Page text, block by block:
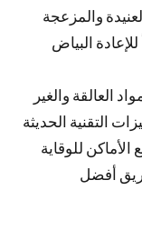
والمزعجة
البياض
العالقة والغير
التقنية الحديثة
للوقاية
أفضل